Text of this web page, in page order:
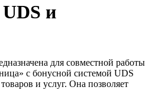
и
для совместной работы
с бонусной системой UDS
и услуг. Она позволяет